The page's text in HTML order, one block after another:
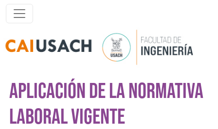
Pasar al contenido principal
APLICACIÓN DE LA NORMATIVA
LABORAL VIGENTE